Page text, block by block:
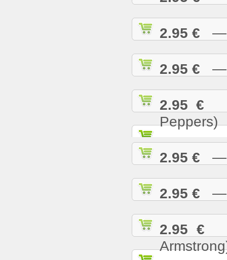
2.95 € —
2.95 € —
2.95 €
Peppers)
2.95 € —
2.95 € —
2.95 €